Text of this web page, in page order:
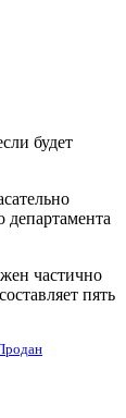
будет
департамента
частично
пять